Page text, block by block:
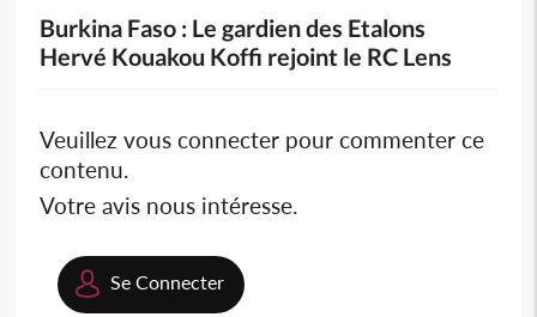
Burkina Faso : Le gardien des Etalons
Hervé Kouakou Koffi rejoint le RC Lens
Veuillez vous connecter pour commenter ce
contenu.
Votre avis nous intéresse.
Se Connecter